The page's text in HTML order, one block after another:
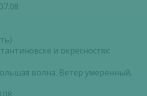
и окресностях:
волна. Ветер умеренный,